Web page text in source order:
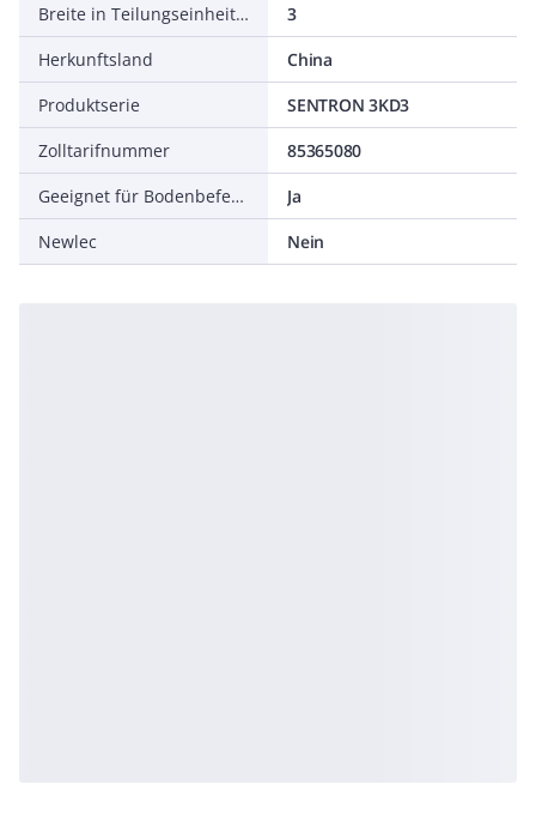
Breite in Teilungseinheiten
3
Herkunftsland
China
Produktserie
SENTRON 3KD3
Zolltarifnummer
85365080
Geeignet für Bodenbefestigung
Ja
Newlec
Nein